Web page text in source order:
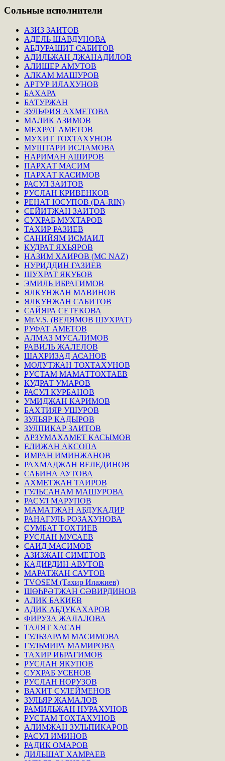
Сольные исполнители
АЗИЗ ЗАИТОВ
АДЕЛЬ ШАВДУНОВА
АБДУРАШИТ САБИТОВ
АДИЛЬЖАН ДЖАНАДИЛОВ
АЛИШЕР АМУТОВ
АЛКАМ МАШУРОВ
АРТУР ИЛАХУНОВ
БАХАРА
БАТУРЖАН
ЗУЛЬФИЯ АХМЕТОВА
МАЛИК АЗИМОВ
МЕХРАТ АМЕТОВ
МУХИТ ТОХТАХУНОВ
МУШТАРИ ИСЛАМОВА
НАРИМАН АШИРОВ
ПАРХАТ МАСИМ
ПАРХАТ КАСИМОВ
РАСУЛ ЗАИТОВ
РУСЛАН КРИВЕНКОВ
РЕНАТ ЮСУПОВ (DA-RIN)
СЕЙИТЖАН ЗАИТОВ
СУХРАБ МУХТАРОВ
ТАХИР РАЗИЕВ
САНИЙЯМ ИСМАИЛ
КУДРАТ ЯХЬЯРОВ
НАЗИМ ХАИРОВ (MC NAZ)
НУРИДДИН ГАЗИЕВ
ШУХРАТ ЯКУБОВ
ЭМИЛЬ ИБРАГИМОВ
ЯЛКУНЖАН МАВИНОВ
ЯЛКУНЖАН САБИТОВ
САЙЯРА СЕТЕКОВА
Mr.V.S. (ВЕЛЯМОВ ШУХРАТ)
РУФАТ АМЕТОВ
АЛМАЗ МУСАЛИМОВ
РАВИЛЬ ЖАЛЕЛОВ
ШАХРИЗАД АСАНОВ
МОЛУТЖАН ТОХТАХУНОВ
РУСТАМ МАМАТТОХТАЕВ
КУДРАТ УМАРОВ
РАСУЛ КУРБАНОВ
УМИДЖАН КАРИМОВ
БАХТИЯР УШУРОВ
ЗУЛЬЯР КАДЫРОВ
ЗУЛПИКАР ЗАИТОВ
АРЗУМАХАМЕТ КАСЫМОВ
ЕЛИЖАН АКСОПА
ИМРАН ИМИНЖАНОВ
РАХМАДЖАН ВЕЛЕДИНОВ
САБИНА АУТОВА
АХМЕТЖАН ТАИРОВ
ГУЛЬСАНАМ МАШУРОВА
РАСУЛ МАРУПОВ
МАМАТЖАН АБДУКАДИР
РАНАГУЛЬ РОЗАХУНОВА
СУМБАТ ТОХТИЕВ
РУСЛАН МУСАЕВ
САИД МАСИМОВ
АЗИЗЖАН СИМЕТОВ
КАДИРДИН АВУТОВ
МАРАТЖАН САУТОВ
TVOSEM (Тахир Илажиев)
ШӨҺРӘТЖАН СӘВИРДИНОВ
АЛИК БАКИЕВ
АДИК АБДУКАХАРОВ
ФИРУЗА ЖАЛАЛОВА
ТАЛЯТ ХАСАН
ГУЛЬЗАРАМ МАСИМОВА
ГУЛЬМИРА МАМИРОВА
ТАХИР ИБРАГИМОВ
РУСЛАН ЯКУПОВ
СУХРАБ УСЕНОВ
РУСЛАН НОРУЗОВ
ВАХИТ СУЛЕЙМЕНОВ
ЗУЛЬЯР ЖАМАЛОВ
РАМИЛЬЖАН НУРАХУНОВ
РУСТАМ ТОХТАХУНОВ
АЛИМЖАН ЗУЛЬПИКАРОВ
РАСУЛ ИМИНОВ
РАДИК ОМАРОВ
ДИЛЬШАТ ХАМРАЕВ